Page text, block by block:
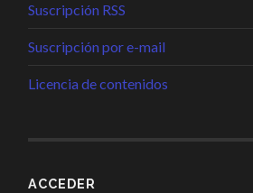
Suscripción RSS
Suscripción por e-mail
Licencia de contenidos
ACCEDER